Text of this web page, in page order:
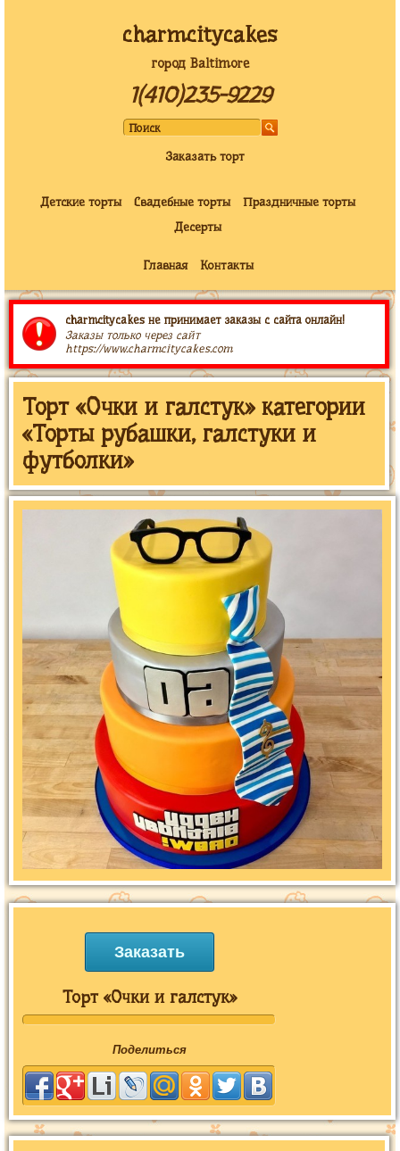
charmcitycakes
город Baltimore
1(410)235-9229
Заказать торт
Детские торты Свадебные торты
Праздничные торты
Десерты
Главная Контакты
charmcitycakes не принимает заказы с сайта онлайн!
Заказы только через сайт
https://www.charmcitycakes.com
Торт «Очки и галстук» категории
«Торты рубашки, галстуки и
футболки»
Заказать
Торт «Очки и галстук»
Поделиться